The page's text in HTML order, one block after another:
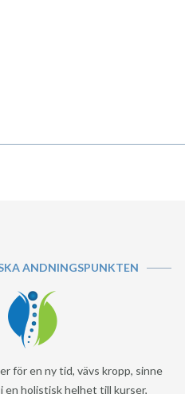
ANDNINGSPUNKTEN
för en ny tid, vävs kropp, sinne
i en holistisk helhet till kurser,